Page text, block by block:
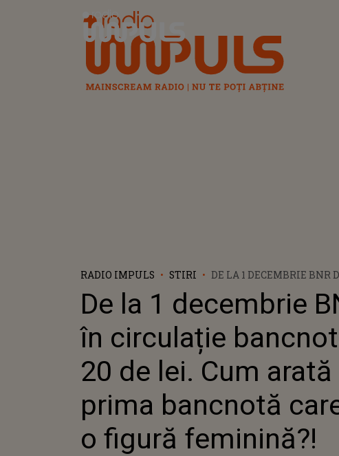
Radio Impuls
RADIO IMPULS STIRI
DE LA 1 DECEMBRIE BNR
CUM ARATĂ PRIMA
ARE O FIGURĂ FEMININĂ?!
De la 1 decembrie
în circulație
20 de lei. Cum arată
prima bancnotă
o figură feminină?!